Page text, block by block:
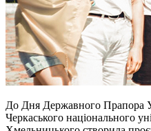
До Дня Державного Прапора
Черкаського національного